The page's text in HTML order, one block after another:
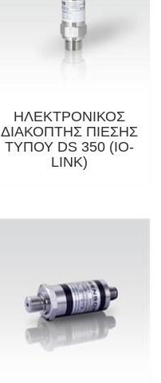
ΗΛΕΚΤΡΟΝΙΚΟΣ
ΔΙΑΚΟΠΤΗΣ ΠΙΕΣΗΣ
ΤΥΠΟΥ DS 350 (IO-
LINK)